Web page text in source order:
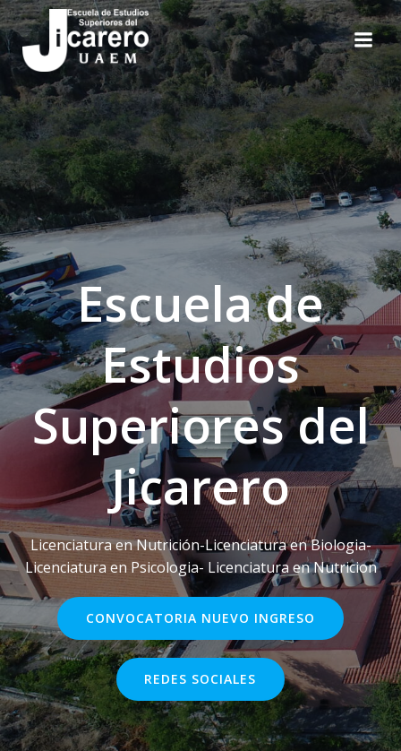
Escuela de
Estudios
Superiores del
Jicarero
Licenciatura en Nutrición-Licenciatura en Biologia-
Licenciatura en Psicologia- Licenciatura en Nutricion
CONVOCATORIA NUEVO INGRESO
REDES SOCIALES